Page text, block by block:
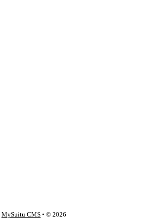
MySuitu CMS • © 2026